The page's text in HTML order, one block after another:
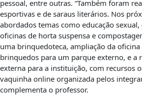
pessoal, entre outras. “Também foram
esportivas e de saraus literários. Nos
abordados temas como educação
oficinas de horta suspensa e
uma brinquedoteca, ampliação da oficina
brinquedos para um parque externo, e a
externa para a instituição, com recursos
vaquinha online organizada pelos
complementa o professor.